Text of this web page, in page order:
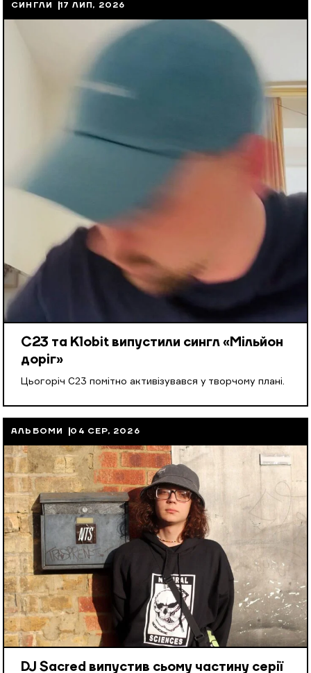
СИНГЛИ 17 ЛИП, 2026
С23 та Klobit випустили сингл «Мільйон
доріг»
Цьогоріч С23 помітно активізувався у творчому плані.
АЛЬБОМИ 04 СЕР, 2026
DJ Sacred випустив сьому частину серії